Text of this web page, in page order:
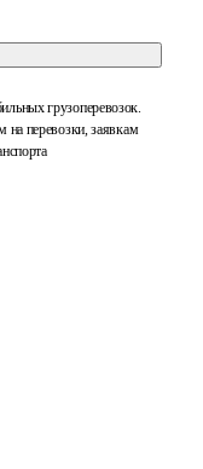
грузоперевозок.
на перевозки, заявкам